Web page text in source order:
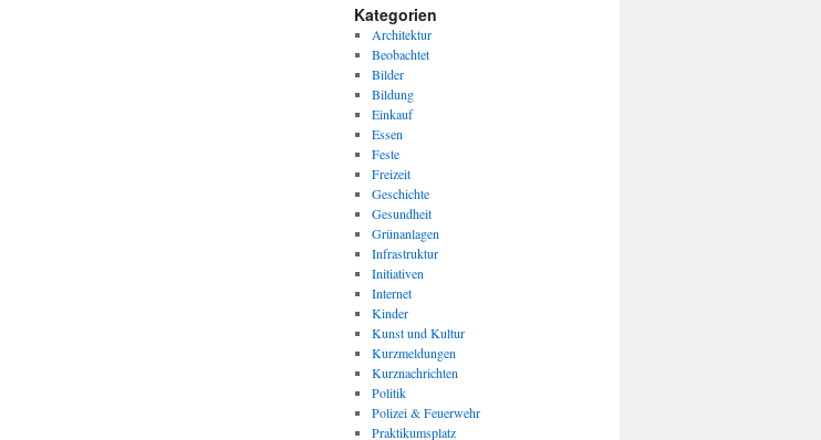
Kategorien
Architektur
Beobachtet
Bilder
Bildung
Einkauf
Essen
Feste
Freizeit
Geschichte
Gesundheit
Grünanlagen
Infrastruktur
Initiativen
Internet
Kinder
Kunst und Kultur
Kurzmeldungen
Kurznachrichten
Politik
Polizei & Feuerwehr
Praktikumsplatz